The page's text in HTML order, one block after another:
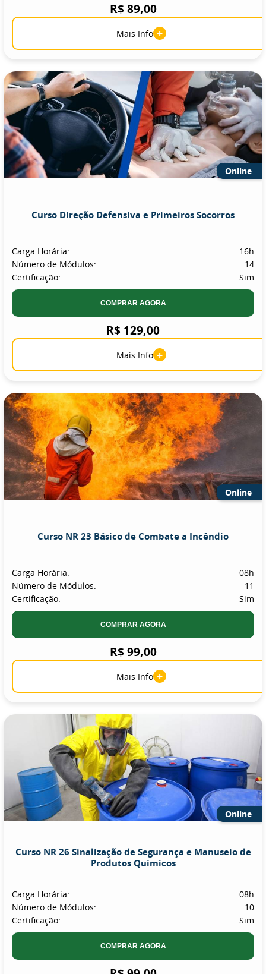
R$ 89,00
Mais Info +
Online
Curso Direção Defensiva e Primeiros Socorros
Carga Horária:
16h
Número de Módulos:
14
Certificação:
Sim
COMPRAR AGORA
R$ 129,00
Mais Info +
Online
Curso NR 23 Básico de Combate a Incêndio
Carga Horária:
08h
Número de Módulos:
11
Certificação:
Sim
COMPRAR AGORA
R$ 99,00
Mais Info +
Online
Curso NR 26 Sinalização de Segurança e Manuseio de
Produtos Químicos
Carga Horária:
08h
Número de Módulos:
10
Certificação:
Sim
COMPRAR AGORA